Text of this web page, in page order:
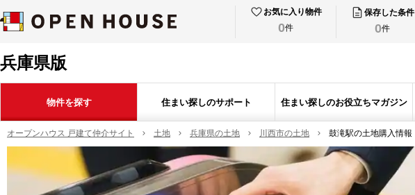
お気に入り物件
0件
保存した条件
0件
兵庫県版
物件を探す 住まい探しのサポート 住まい探しのお役立ちマガジン
オープンハウス 戸建て仲介サイト 土地 兵庫県の土地 川西市の土地 鼓滝駅の土地購入情報